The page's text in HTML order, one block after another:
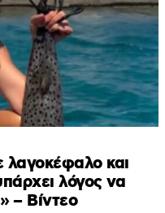
λαγοκέφαλο και
λόγος να
– Βίντεο